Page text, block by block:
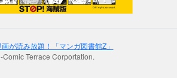
が読み放題！「マンガ図書館Z」
Comic Terrace Corportation.